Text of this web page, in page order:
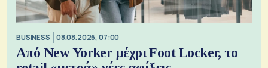
BUSINESS 08.08.2026, 07:00
Από New Yorker μέχρι Foot Locker, το